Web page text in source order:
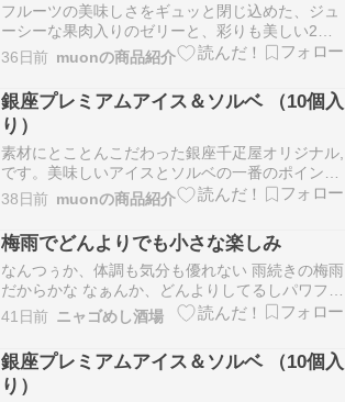
フルーツの美味しさをギュッと閉じ込めた、ジュ
ーシーな果肉入りのゼリーと、彩りも美しい2層
のゼリーの組み合わせです。銀座千疋屋 銀座フル
ーツジュレ（12個入り）［送料無料］［ポイント
2倍］～ お中元 御中元 父の日 母の日 ゼリー ギフ
ト 詰め合わせ 贈り物 フルーツ スイーツ …
36日前 muonの商品紹介
銀座プレミアムアイス＆ソルベ （10個入
り）
素材にとことんこだわった銀座千疋屋オリジナル,
です。美味しいアイスとソルベの一番のポイント
は、「良質の素材」につきます。銀座千疋屋が厳
選した高品質のフルーツは、香り高く芳醇な味わ
いが濃厚なクリームと絶妙に調和しています。銀
座千疋屋 ［3年連続楽天グルメ大賞受賞］［アイ
ス5個 ソ…
38日前 muonの商品紹介
梅雨でどんよりでも小さな楽しみ
なんつぅか、体調も気分も優れない 雨続きの梅雨
だからかな なぁんか、どんよりしてるしパワフル
になれない 頭は痛くない、6年前に脳に血が溜ま
って手術入院してからというもの、頭痛はほぼな
くなった あんなに頭痛持ちで苦しんで悩んだの
に･･･回数も痛みも激減 最近の悩みといえは、大
事にし…
41日前 ニャゴめし酒場
銀座プレミアムアイス＆ソルベ （10個入
り）